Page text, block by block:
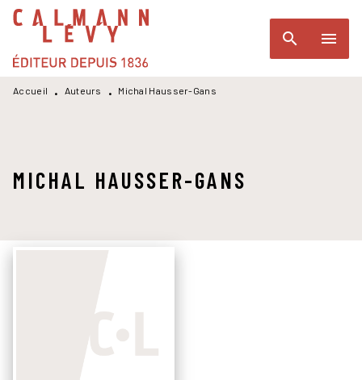
MENU RECHERCHE
PIED DE PAGE
search menu
Accueil • Auteurs • Michal Hausser-Gans
MICHAL HAUSSER-GANS